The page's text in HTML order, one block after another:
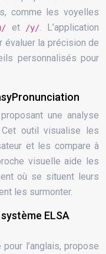
comme les voyelles
et /y/. L’application
évaluer la précision de
personnalisés pour
une analyse
outil visualise les
et les compare à
visuelle aide les
où se situent leurs
les surmonter.
ELSA
l’anglais, propose